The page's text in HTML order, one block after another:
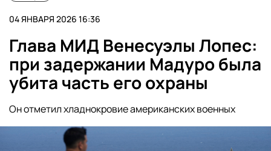
04 ЯНВАРЯ 2026 16:36
Глава МИД Венесуэлы Лопес:
при задержании Мадуро была
убита часть его охраны
Он отметил хладнокровие американских военных